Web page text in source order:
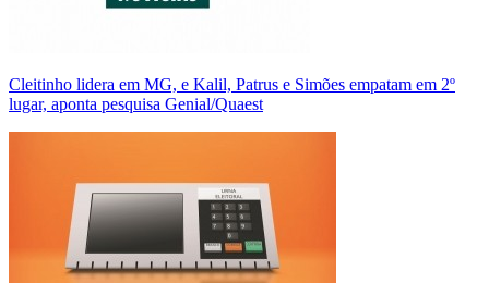
Cleitinho lidera em MG, e Kalil, Patrus e Simões empatam em 2º
lugar, aponta pesquisa Genial/Quaest